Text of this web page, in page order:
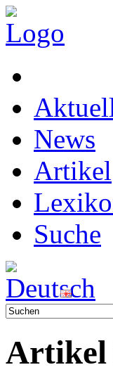
News
Artikel
Suche
Artikel